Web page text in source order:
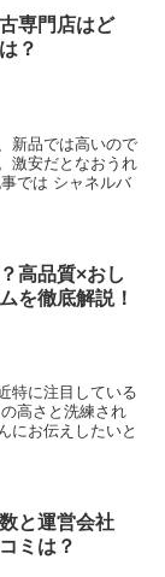
専門店はど
？
新品では高いので
激安だとなおうれ
では シャネルバ
高品質×おし
を徹底解説！
特に注目している
高さと洗練され
にお伝えしたいと
と運営会社
ミは？